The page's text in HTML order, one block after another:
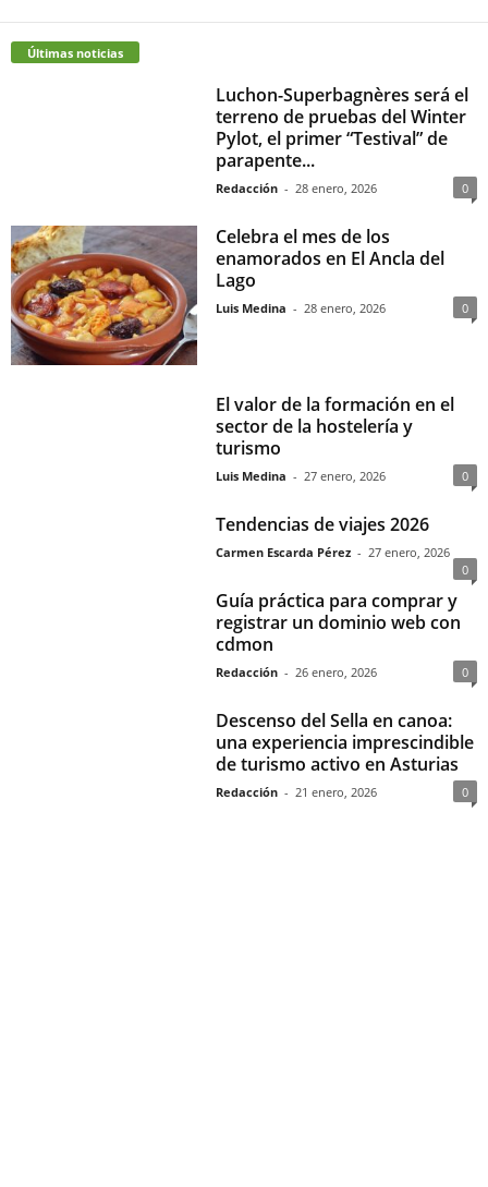
Últimas noticias
Luchon-Superbagnères será el
terreno de pruebas del Winter
Pylot, el primer “Testival” de
parapente...
Redacción - 28 enero, 2026 0
Celebra el mes de los
enamorados en El Ancla del
Lago
Luis Medina - 28 enero, 2026 0
El valor de la formación en el
sector de la hostelería y
turismo
Luis Medina - 27 enero, 2026 0
Tendencias de viajes 2026
Carmen Escarda Pérez - 27 enero, 2026
0
Guía práctica para comprar y
registrar un dominio web con
cdmon
Redacción - 26 enero, 2026 0
Descenso del Sella en canoa:
una experiencia imprescindible
de turismo activo en Asturias
Redacción - 21 enero, 2026 0